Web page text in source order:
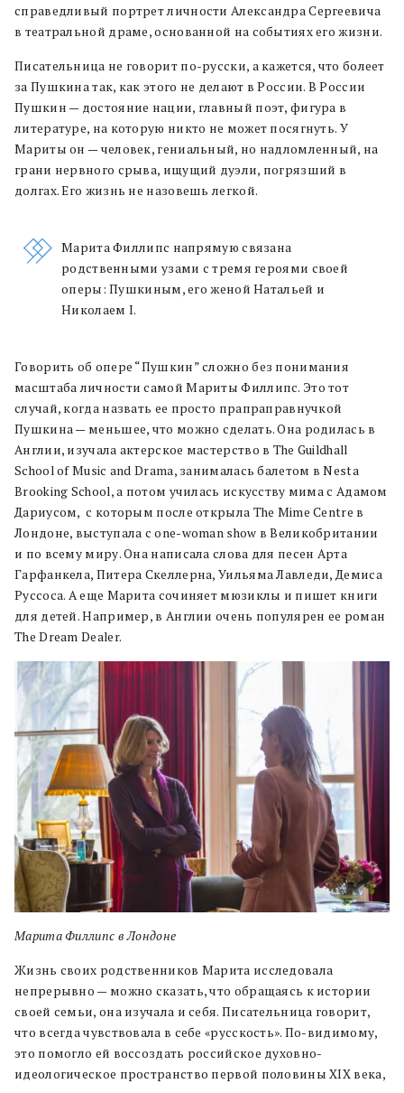
справедливый портрет личности Александра Сергеевича
в театральной драме, основанной на событиях его жизни.
Писательница не говорит по-русски, а кажется, что болеет
за Пушкина так, как этого не делают в России. В России
Пушкин — достояние нации, главный поэт, фигура в
литературе, на которую никто не может посягнуть. У
Мариты он — человек, гениальный, но надломленный, на
грани нервного срыва, ищущий дуэли, погрязший в
долгах. Его жизнь не назовешь легкой.
Марита Филлипс напрямую связана
родственными узами с тремя героями своей
оперы: Пушкиным, его женой Натальей и
Николаем I.
Говорить об опере “Пушкин” сложно без понимания
масштаба личности самой Мариты Филлипс. Это тот
случай, когда назвать ее просто прапраправнучкой
Пушкина — меньшее, что можно сделать. Она родилась в
Англии, изучала актерское мастерство в The Guildhall
School of Music and Drama, занималась балетом в Nesta
Brooking School, а потом училась искусству мима с Адамом
Дариусом, с которым после открыла The Mime Centre в
Лондоне, выступала с one-woman show в Великобритании
и по всему миру. Она написала слова для песен Арта
Гарфанкела, Питера Скеллерна, Уильяма Лавледи, Демиса
Руссоса. А еще Марита сочиняет мюзиклы и пишет книги
для детей. Например, в Англии очень популярен ее роман
The Dream Dealer.
Марита Филлипс в Лондоне
Жизнь своих родственников Марита исследовала
непрерывно — можно сказать, что обращаясь к истории
своей семьи, она изучала и себя. Писательница говорит,
что всегда чувствовала в себе «русскость». По-видимому,
это помогло ей воссоздать российское духовно-
идеологическое пространство первой половины XIX века,